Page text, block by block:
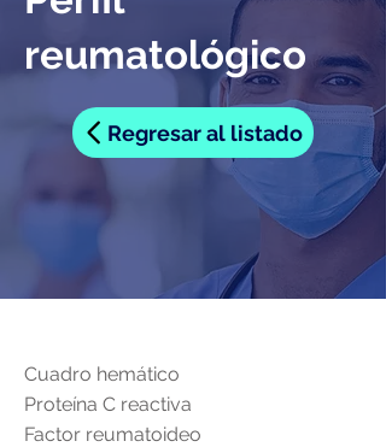
reumatológico
Regresar al listado
Cuadro hemático
Proteína C reactiva
Factor reumatoideo